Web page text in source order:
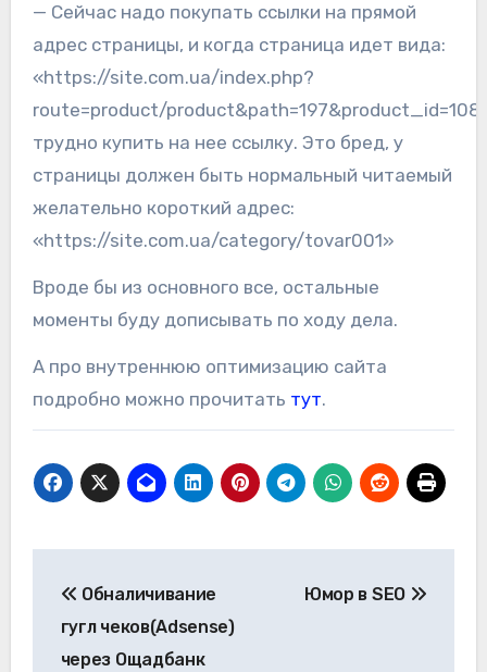
— Сейчас надо покупать ссылки на прямой
адрес страницы, и когда страница идет вида:
«https://site.com.ua/index.php?
route=product/
трудно купить на нее ссылку. Это бред, у
страницы должен быть нормальный читаемый
желательно короткий адрес:
«https://site.com.ua/category/tovar001»
Вроде бы из основного все, остальные
моменты буду дописывать по ходу дела.
А про внутреннюю оптимизацию сайта
подробно можно прочитать тут.
по
записям
Обналичивание
гугл чеков(Adsense)
через Ощадбанк
Юмор в SEO